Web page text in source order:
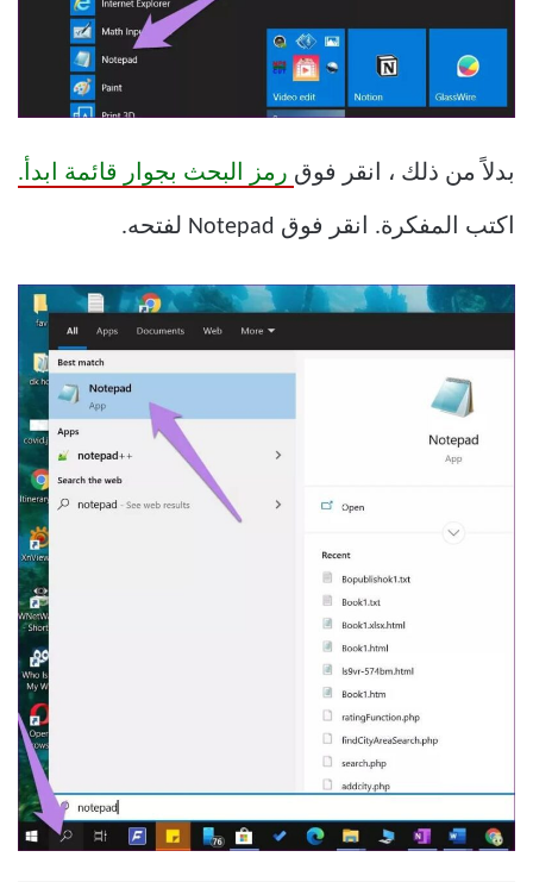
بدلاً من ذلك ، انقر فوق رمز البحث بجوار قائمة ابدأ.
اكتب المفكرة. انقر فوق Notepad لفتحه.